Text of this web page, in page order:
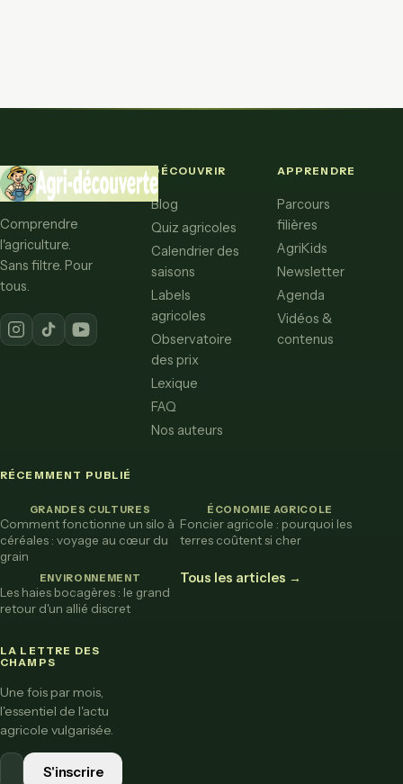
Comprendre
l'agriculture.
Sans filtre. Pour
tous.
DÉCOUVRIR
Blog
Quiz agricoles
Calendrier des
saisons
Labels
agricoles
Observatoire
des prix
Lexique
FAQ
Nos auteurs
APPRENDRE
Parcours
filières
AgriKids
Newsletter
Agenda
Vidéos &
contenus
RÉCEMMENT PUBLIÉ
GRANDES CULTURES
Comment fonctionne un silo à
céréales : voyage au cœur du
grain
ÉCONOMIE AGRICOLE
Foncier agricole : pourquoi les
terres coûtent si cher
ENVIRONNEMENT
Les haies bocagères : le grand
retour d'un allié discret
Tous les articles →
LA LETTRE DES
CHAMPS
Une fois par mois,
l'essentiel de l'actu
agricole vulgarisée.
S'inscrire